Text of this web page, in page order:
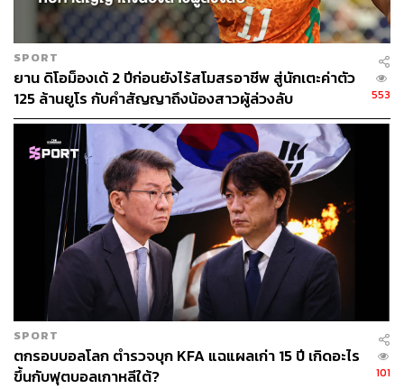
เรื่องนี้เป็นเรื่องที่น่าประหลาดใจ เมื่อคิดย้อนกลับไปถึงผลงาน
ในช่วงครึ่งฤดูกาลแรกของกองหน้าชาวนอร์เวย์ โดยเฉพาะ
ช่วงก่อนฟุตบอลโลกที่ยิงไม่หยุดจนทุบสถิติมากมายแทบทุก
นัด
และนั่นนำไปสู่คำถามสำคัญว่า ตกลงแล้วมันเกิดอะไรขึ้นกับ
แมนเชสเตอร์ ซิตี้?
แต่ก่อนจะลงไปในรายละเอียดปัญหา อย่างแรกที่ต้อง
ทำความเข้าใจคือ แมนฯ ซิตี้ กับการมาเยือนสเปอร์สใน
สนามท็อตแนมฮอตสเปอร์สเตเดียมที่ลอนดอนนั้นเป็นเหมือน
ของแสลง พวกเขามาเยือนที่นี่ 5 ครั้ง แพ้รวด โดยที่ยิงประตู
ไม่ได้เลย
เป๊ปเองมีการบ่นถึงเรื่องนี้ว่า การลงมาเยือนลอนดอนนั้นเป็น
เรื่องที่เหนื่อยล้าอย่างมาก แต่นัดอื่นที่ชนะก็ไม่เคยเห็นบ่น
แบบนี้?
SPORT
ยาน ดิโอม็องเด้ 2 ปีก่อนยังไร้สโมสรอาชีพ สู่นักเตะค่าตัว
125 ล้านยูโร กับคำสัญญาถึงน้องสาวผู้ล่วงลับ
553
SPORT
ตกรอบบอลโลก ตำรวจบุก KFA แฉแผลเก่า 15 ปี เกิดอะไร
ขึ้นกับฟุตบอลเกาหลีใต้?
101